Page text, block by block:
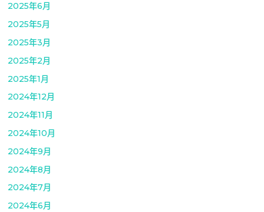
2025年6月
2025年5月
2025年3月
2025年2月
2025年1月
2024年12月
2024年11月
2024年10月
2024年9月
2024年8月
2024年7月
2024年6月